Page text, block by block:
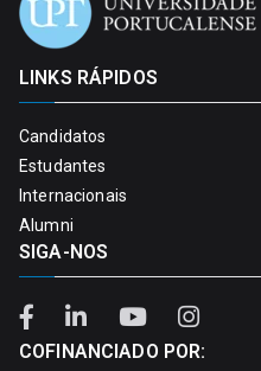
LINKS RÁPIDOS
Candidatos
Estudantes
Internacionais
Alumni
SIGA-NOS
COFINANCIADO POR: